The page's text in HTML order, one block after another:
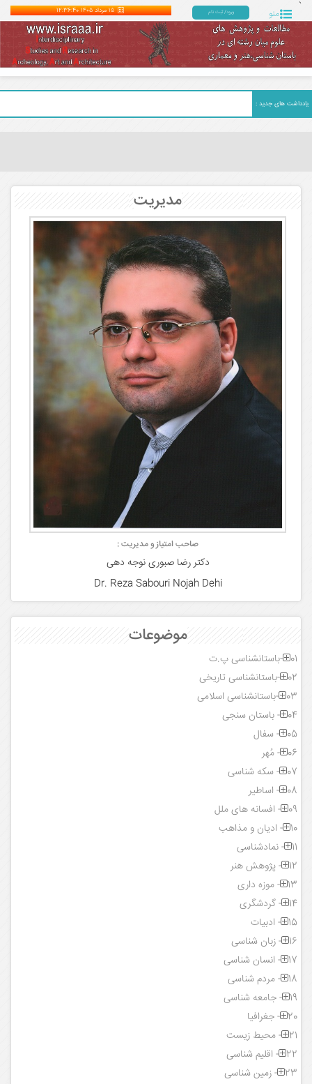
` منو ورود/ ثبت نام ۱۵ مرداد ۱۴۰۵ 12:36:41
یادداشت های جدید :
مدیریت
صاحب امتیاز و مدیریت :
دکتر رضا صبوری نوجه دهی
Dr. Reza Sabouri Nojah Dehi
موضوعات
01-باستانشناسی پ.ت
02-باستانشناسی تاریخی
03-باستانشناسی اسلامی
04- باستان سنجی
05- سفال
06- مُهر
07- سکه شناسی
08- اساطیر
09- افسانه های ملل
10- ادیان و مذاهب
11- نمادشناسی
12- پژوهش هنر
13- موزه داری
14- گردشگری
15- ادبیات
16- زبان شناسی
17- انسان شناسی
18- مردم شناسی
19- جامعه شناسی
20- جغرافیا
21- محیط زیست
22- اقلیم شناسی
23- زمین شناسی